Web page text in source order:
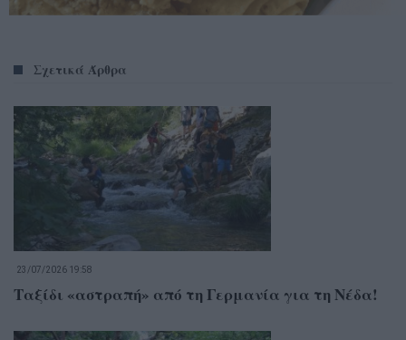
Σχετικά Άρθρα
23/07/2026 19:58
Ταξίδι «αστραπή» από τη Γερμανία για τη Νέδα!